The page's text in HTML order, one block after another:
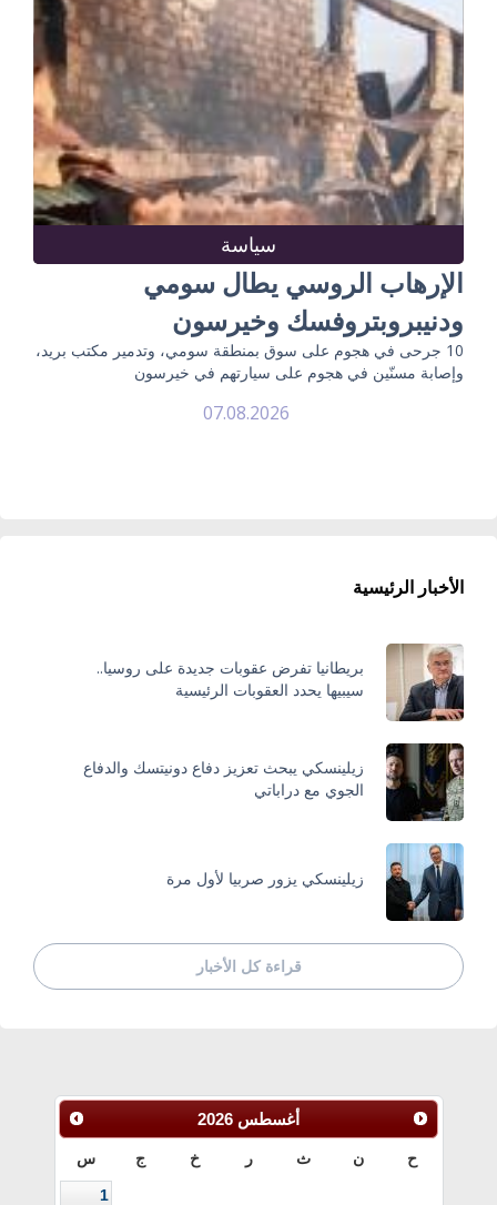
سياسة
الإرهاب الروسي يطال سومي
ودنيبروبتروفسك وخيرسون
10 جرحى في هجوم على سوق بمنطقة سومي، وتدمير مكتب بريد،
وإصابة مسنّين في هجوم على سيارتهم في خيرسون
07.08.2026
الأخبار الرئيسية
بريطانيا تفرض عقوبات جديدة على روسيا..
سيبيها يحدد العقوبات الرئيسية
زيلينسكي يبحث تعزيز دفاع دونيتسك والدفاع
الجوي مع دراباتي
زيلينسكي يزور صربيا لأول مرة
قراءة كل الأخبار
أغسطس 2026
ح ن ث ر خ ج س
1